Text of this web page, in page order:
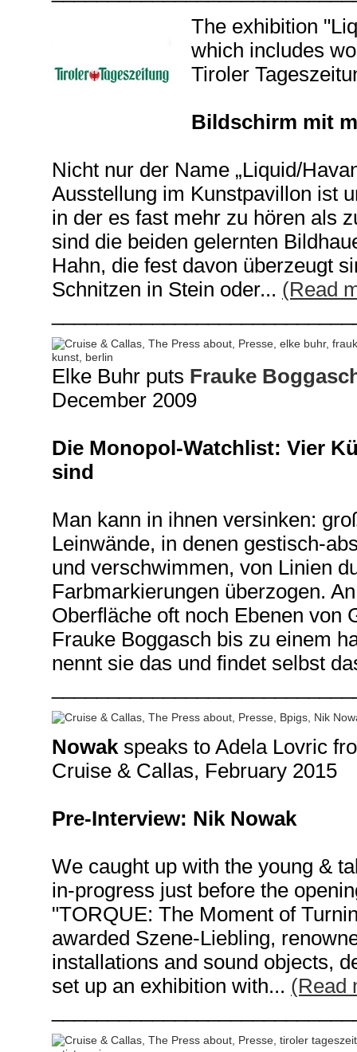
The exhibition
which includes
Tiroler
Bildschirm mit
Nicht nur der Name „Liquid/
Ausstellung im Kunstpavillon ist
in der es fast mehr zu hören als
sind die beiden gelernten
Hahn, die fest davon überzeugt
Schnitzen in Stein oder... (Read
Elke Buhr puts Frauke
December 2009
Die Monopol-Watchlist: Vier
sind
Man kann in ihnen versinken:
Leinwände, in denen gestisch-
und verschwimmen, von Linien
Farbmarkierungen überzogen.
Oberfläche oft noch Ebenen von
Frauke Boggasch bis zu einem
nennt sie das und findet selbst
Nowakspeaks to Adela Lovric
Cruise & Callas, February 2015
Pre-Interview: Nik Nowak
We caught up with the young &
in-progress just before the
"TORQUE: The Moment of
awarded Szene-Liebling,
installations and sound objects,
set up an exhibition with... (Read